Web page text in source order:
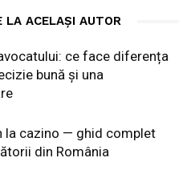
LA ACELAȘI AUTOR
ce face diferența
bună și una
la cazino — ghid complet
din România